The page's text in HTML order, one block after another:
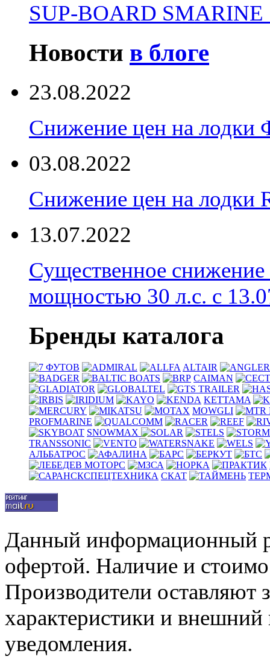
SUP-BOARD
Новости в блоге
23.08.2022
Снижение цен на
03.08.2022
Снижение цен на лодки
13.07.2022
Существенное
мощностью 30 л.с. с
Бренды каталога
ALTAIR
CAIMAN
KETTAMA
MOWGLI
PROFMARINE
SNOWMAX
TRANSSONIC
АЛЬБАТРОС
СКАТ
Данный информационный
офертой. Наличие и
Производители оставляют
характеристики и внешний
уведомления.